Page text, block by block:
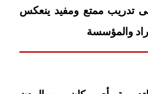
تدريب ممتع ومفيد ينعكس
والمؤسسة